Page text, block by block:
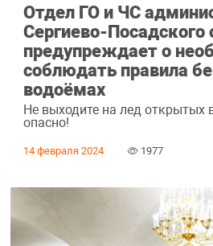
Отдел ГО и ЧС
Сергиево-Посадского
предупреждает о
соблюдать правила
водоёмах
Не выходите на лед открытых
опасно!
14 февраля 2024 1977